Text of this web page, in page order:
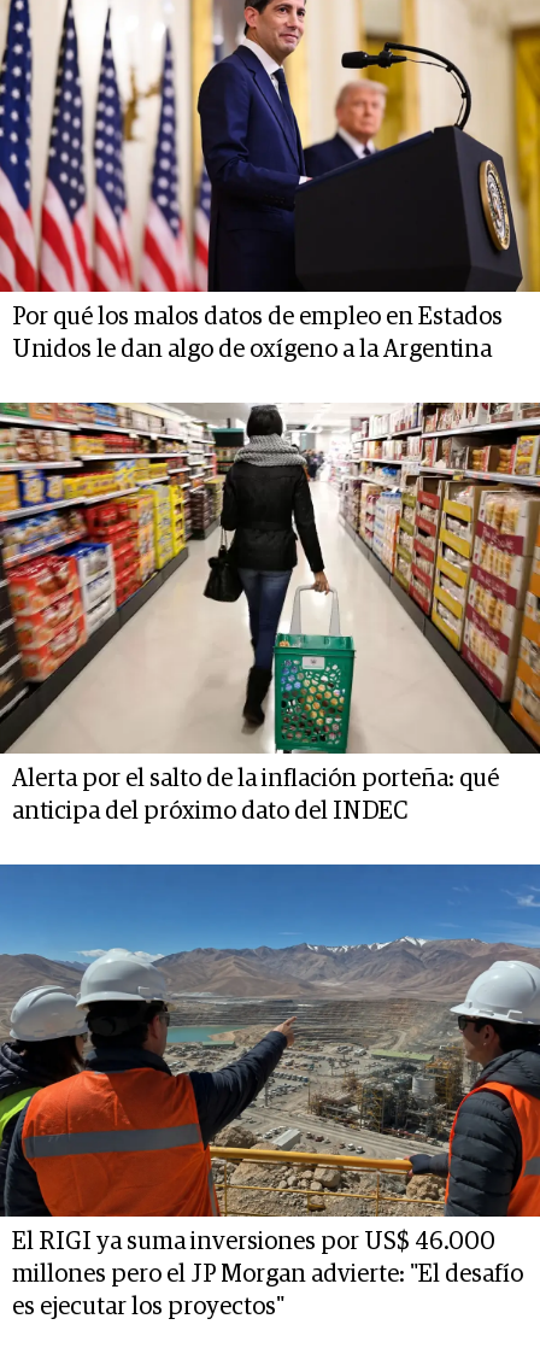
Por qué los malos datos de empleo en Estados
Unidos le dan algo de oxígeno a la Argentina
Alerta por el salto de la inflación porteña: qué
anticipa del próximo dato del INDEC
El RIGI ya suma inversiones por US$ 46.000
millones pero el JP Morgan advierte: "El desafío
es ejecutar los proyectos"